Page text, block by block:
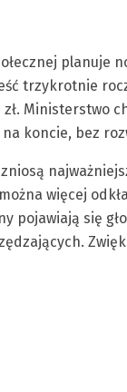
planuje
trzykrotnie
Ministerstwo
koncie, bez
więcej
pojawiają się